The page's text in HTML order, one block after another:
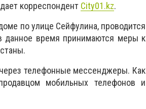
корреспондент City01.kz.
по улице Сейфулина, проводится
данное время принимаются меры к
телефонные мессенджеры. Как
мобильных телефонов и